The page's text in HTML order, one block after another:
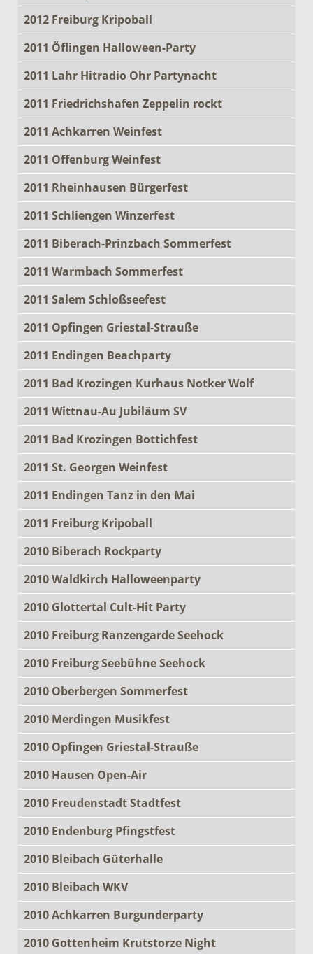
2012 Freiburg Kripoball
2011 Öflingen Halloween-Party
2011 Lahr Hitradio Ohr Partynacht
2011 Friedrichshafen Zeppelin rockt
2011 Achkarren Weinfest
2011 Offenburg Weinfest
2011 Rheinhausen Bürgerfest
2011 Schliengen Winzerfest
2011 Biberach-Prinzbach Sommerfest
2011 Warmbach Sommerfest
2011 Salem Schloßseefest
2011 Opfingen Griestal-Strauße
2011 Endingen Beachparty
2011 Bad Krozingen Kurhaus Notker Wolf
2011 Wittnau-Au Jubiläum SV
2011 Bad Krozingen Bottichfest
2011 St. Georgen Weinfest
2011 Endingen Tanz in den Mai
2011 Freiburg Kripoball
2010 Biberach Rockparty
2010 Waldkirch Halloweenparty
2010 Glottertal Cult-Hit Party
2010 Freiburg Ranzengarde Seehock
2010 Freiburg Seebühne Seehock
2010 Oberbergen Sommerfest
2010 Merdingen Musikfest
2010 Opfingen Griestal-Strauße
2010 Hausen Open-Air
2010 Freudenstadt Stadtfest
2010 Endenburg Pfingstfest
2010 Bleibach Güterhalle
2010 Bleibach WKV
2010 Achkarren Burgunderparty
2010 Gottenheim Krutstorze Night